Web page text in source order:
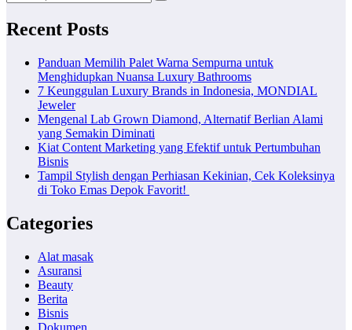
Recent Posts
Panduan Memilih Palet Warna Sempurna untuk
Menghidupkan Nuansa Luxury Bathrooms
7 Keunggulan Luxury Brands in Indonesia, MONDIAL
Jeweler
Mengenal Lab Grown Diamond, Alternatif Berlian Alami
yang Semakin Diminati
Kiat Content Marketing yang Efektif untuk Pertumbuhan
Bisnis
Tampil Stylish dengan Perhiasan Kekinian, Cek Koleksinya
di Toko Emas Depok Favorit!
Categories
Alat masak
Asuransi
Beauty
Berita
Bisnis
Dokumen